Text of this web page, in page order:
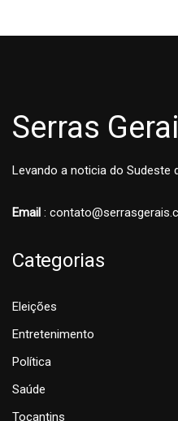
Serras
Levando a noticia do Sudeste
Email :
Categorias
Eleições
Entretenimento
Política
Saúde
Tocantins